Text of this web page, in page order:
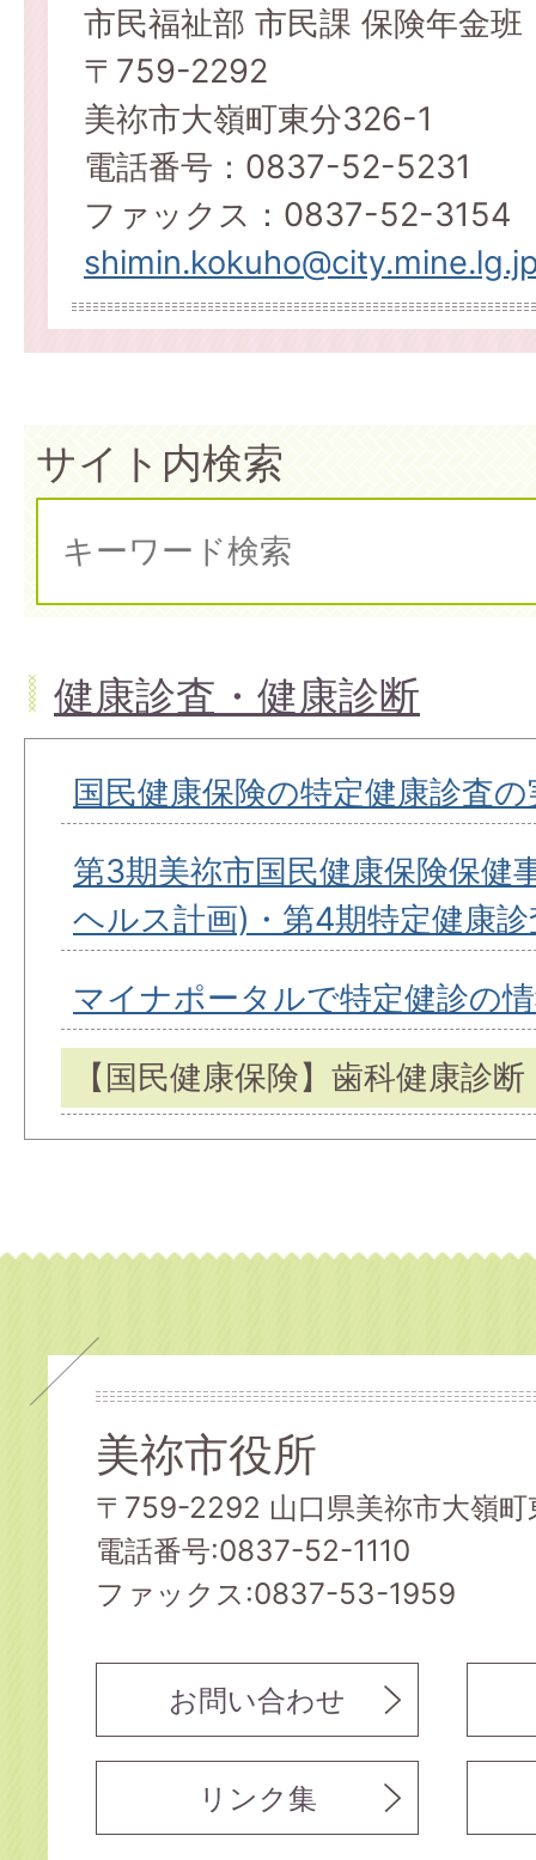
市民福祉部 市民課 保険年金班
〒759-2292
美祢市大嶺町東分326-1
電話番号：0837-52-5231
ファックス：0837-52-3154
サイト内検索
健康診査・健康診断
国民健康保険の特定健康診査の
第3期美祢市国民健康保険保健
ヘルス計画)・第4期特定健康
マイナポータルで特定健診の
【国民健康保険】歯科健康診断
美祢市役所
〒759-2292 山口県美祢市大嶺
電話番号:0837-52-1110
ファックス:0837-53-1959
お問い合わせ
リンク集